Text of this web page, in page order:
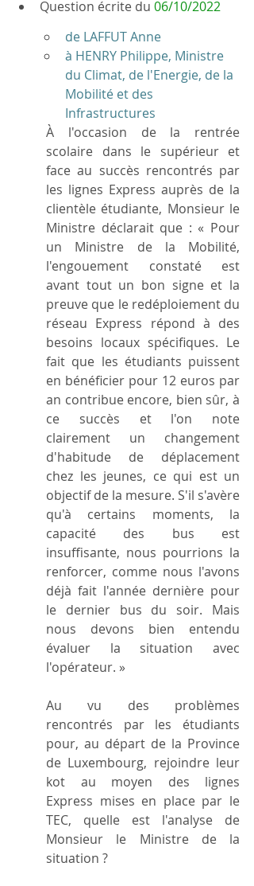
Question écrite du 06/10/2022
de LAFFUT Anne
à HENRY Philippe, Ministre
du Climat, de l'Energie, de la
Mobilité et des
Infrastructures
À l'occasion de la rentrée
scolaire dans le supérieur et
face au succès rencontrés par
les lignes Express auprès de la
clientèle étudiante, Monsieur le
Ministre déclarait que : « Pour
un Ministre de la Mobilité,
l'engouement constaté est
avant tout un bon signe et la
preuve que le redéploiement du
réseau Express répond à des
besoins locaux spécifiques. Le
fait que les étudiants puissent
en bénéficier pour 12 euros par
an contribue encore, bien sûr, à
ce succès et l'on note
clairement un changement
d'habitude de déplacement
chez les jeunes, ce qui est un
objectif de la mesure. S'il s'avère
qu'à certains moments, la
capacité des bus est
insuffisante, nous pourrions la
renforcer, comme nous l'avons
déjà fait l'année dernière pour
le dernier bus du soir. Mais
nous devons bien entendu
évaluer la situation avec
l'opérateur. »
Au vu des problèmes
rencontrés par les étudiants
pour, au départ de la Province
de Luxembourg, rejoindre leur
kot au moyen des lignes
Express mises en place par le
TEC, quelle est l'analyse de
Monsieur le Ministre de la
situation ?